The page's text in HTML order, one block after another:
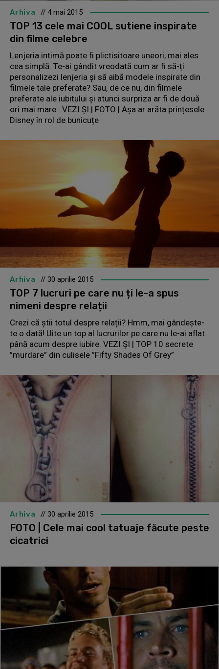
Arhiva // 4 mai 2015
TOP 13 cele mai COOL sutiene inspirate
din filme celebre
Lenjeria intimă poate fi plictisitoare uneori, mai ales
cea simplă. Te-ai gândit vreodată cum ar fi să-ți
personalizezi lenjeria și să aibă modele inspirate din
filmele tale preferate? Sau, de ce nu, din filmele
preferate ale iubitului și atunci surpriza ar fi de două
ori mai mare. VEZI ȘI | FOTO | Așa ar arăta prințesele
Disney în rol de bunicuțe
Arhiva // 30 aprilie 2015
TOP 7 lucruri pe care nu ți le-a spus
nimeni despre relații
Crezi că știi totul despre relații? Hmm, mai gândește-
te o dată! Uite un top al lucrurilor pe care nu le-ai aflat
până acum despre iubire. VEZI ȘI | TOP 10 secrete
”murdare” din culisele ”Fifty Shades Of Grey”
Arhiva // 30 aprilie 2015
FOTO | Cele mai cool tatuaje făcute peste
cicatrici